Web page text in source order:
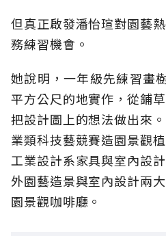
但真正啟發潘怡瑄對園藝
務練習機會。
她說明，一年級先練習畫
平方公尺的地實作，從鋪
把設計圖上的想法做出來
業類科技藝競賽造園景觀
工業設計系家具與室內設
外園藝造景與室內設計兩
園景觀咖啡廳。